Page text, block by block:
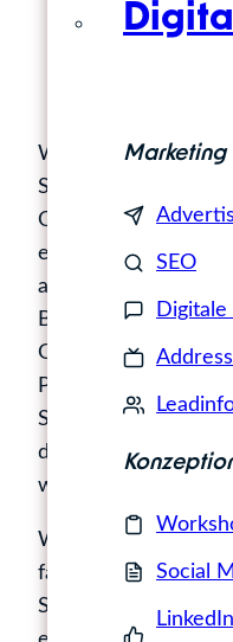
Marketing
SEO
Social
Warum top Content
Suchmaschinen und
Online-Sichtbarkeit
einem neuen Kürzel
also Generative
Begriff taucht
Google AI
Perplexity
Systeme verändern
digital gefunden,
werden.
Was in diesem
falsch verstanden
SEO nicht. Es